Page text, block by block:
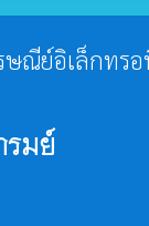
ษณีย์อิเล็กทรอ
รมย์